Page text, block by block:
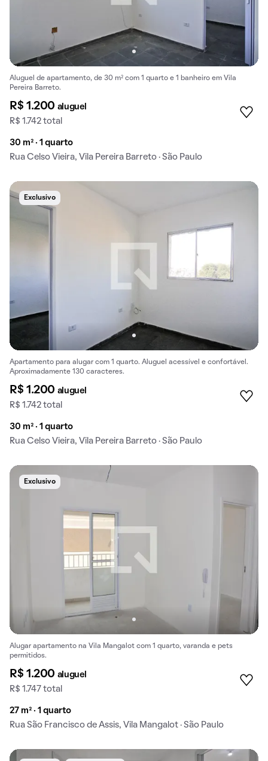
Aluguel de apartamento, de 30 m² com 1 quarto e 1 banheiro em Vila
Pereira Barreto.
R$ 1.200 aluguel
R$ 1.742 total
30 m² · 1 quarto
Rua Celso Vieira, Vila Pereira Barreto · São Paulo
Exclusivo
Apartamento para alugar com 1 quarto. Aluguel acessível e confortável.
Aproximadamente 130 caracteres.
R$ 1.200 aluguel
R$ 1.742 total
30 m² · 1 quarto
Rua Celso Vieira, Vila Pereira Barreto · São Paulo
Exclusivo
Alugar apartamento na Vila Mangalot com 1 quarto, varanda e pets
permitidos.
R$ 1.200 aluguel
R$ 1.747 total
27 m² · 1 quarto
Rua São Francisco de Assis, Vila Mangalot · São Paulo